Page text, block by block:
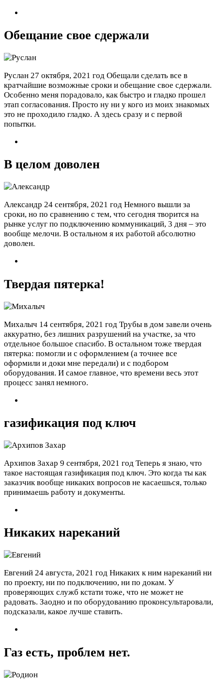
Обещание свое сдержали
Руслан 27 октября, 2021 год Обещали сделать все в
кратчайшие возможные сроки и обещание свое сдержали.
Особенно меня порадовало, как быстро и гладко прошел
этап согласования. Просто ну ни у кого из моих знакомых
это не проходило гладко. А здесь сразу и с первой
попытки.
В целом доволен
Александр 24 сентября, 2021 год Немного вышли за
сроки, но по сравнению с тем, что сегодня творится на
рынке услуг по подключению коммуникаций, 3 дня – это
вообще мелочи. В остальном я их работой абсолютно
доволен.
Твердая пятерка!
Михалыч 14 сентября, 2021 год Трубы в дом завели очень
аккуратно, без лишних разрушений на участке, за что
отдельное большое спасибо. В остальном тоже твердая
пятерка: помогли и с оформлением (а точнее все
оформили и доки мне передали) и с подбором
оборудования. И самое главное, что времени весь этот
процесс занял немного.
газификация под ключ
Архипов Захар 9 сентября, 2021 год Теперь я знаю, что
такое настоящая газификация под ключ. Это когда ты как
заказчик вообще никаких вопросов не касаешься, только
принимаешь работу и документы.
Никаких нареканий
Евгений 24 августа, 2021 год Никаких к ним нареканий ни
по проекту, ни по подключению, ни по докам. У
проверяющих служб кстати тоже, что не может не
радовать. Заодно и по оборудованию проконсультаровали,
подсказали, какое лучше ставить.
Газ есть, проблем нет.